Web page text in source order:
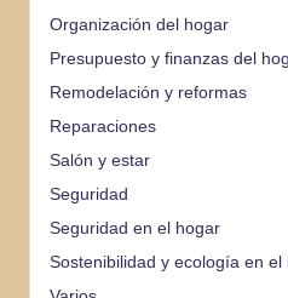
Organización del hogar
Presupuesto y finanzas del
Remodelación y reformas
Reparaciones
Salón y estar
Seguridad
Seguridad en el hogar
Sostenibilidad y ecología en el